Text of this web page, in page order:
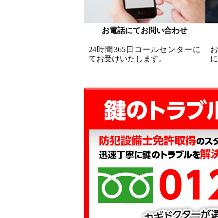
お電話にてお問い合わせ
24時間365日コールセンターに
てお受けいたします。